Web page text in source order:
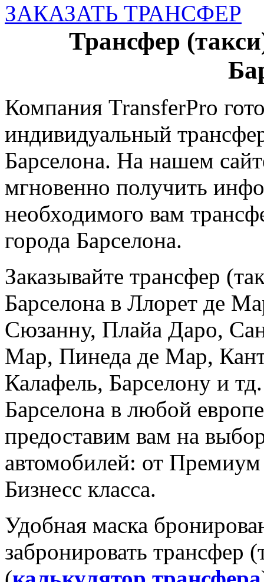
ЗАКАЗАТЬ ТРАНСФЕР
Трансфер
Компания TransferPro
индивидуальный
Барселона. На нашем
мгновенно получить
необходимого вам
города Барселона.
Заказывайте трансфер
Барселона в Ллорет де
Сюзанну, Плайа Даро,
Мар, Пинеда де Мар,
Калафель, Барселону и
Барселона в любой
предоставим вам на
автомобилей: от
Бизнесс класса.
Удобная маска
забронировать трансфер